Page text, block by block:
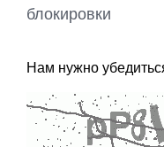
блокировки
Нам нужно